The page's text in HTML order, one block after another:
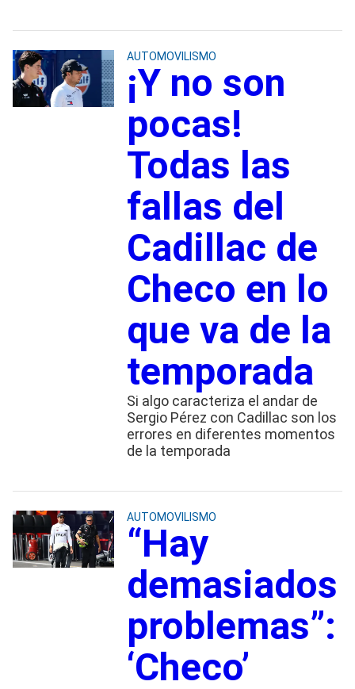
AUTOMOVILISMO
¡Y no son
pocas!
Todas las
fallas del
Cadillac de
Checo en lo
que va de la
temporada
Si algo caracteriza el andar de
Sergio Pérez con Cadillac son los
errores en diferentes momentos
de la temporada
AUTOMOVILISMO
“Hay
demasiados
problemas”:
‘Checo’